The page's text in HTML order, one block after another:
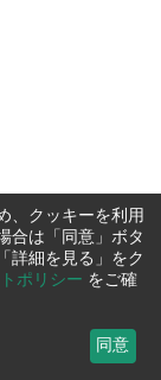
、クッキーを利用
合は「同意」ボタ
詳細を見る」をク
ポリシー をご確
同意